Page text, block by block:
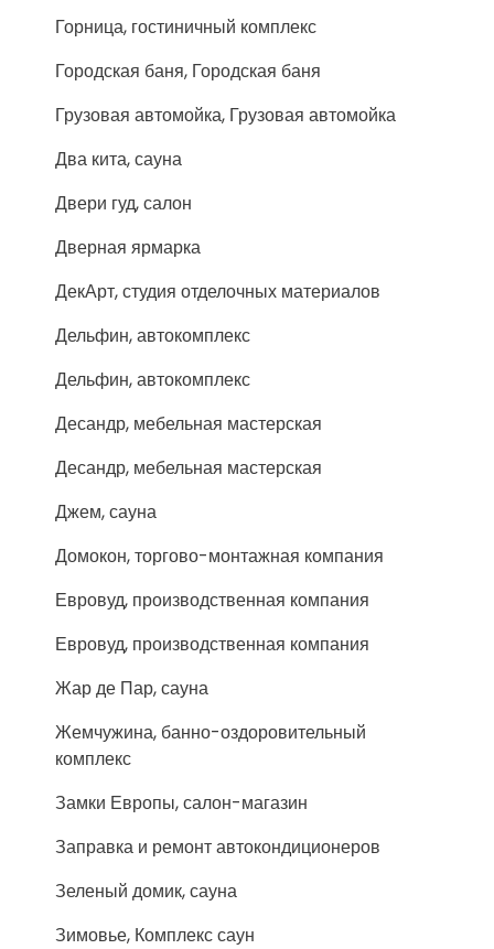
Горница, гостиничный комплекс
Городская баня, Городская баня
Грузовая автомойка, Грузовая автомойка
Два кита, сауна
Двери гуд, салон
Дверная ярмарка
ДекАрт, студия отделочных материалов
Дельфин, автокомплекс
Дельфин, автокомплекс
Десандр, мебельная мастерская
Десандр, мебельная мастерская
Джем, сауна
Домокон, торгово-монтажная компания
Евровуд, производственная компания
Евровуд, производственная компания
Жар де Пар, сауна
Жемчужина, банно-оздоровительный
комплекс
Замки Европы, салон-магазин
Заправка и ремонт автокондиционеров
Зеленый домик, сауна
Зимовье, Комплекс саун